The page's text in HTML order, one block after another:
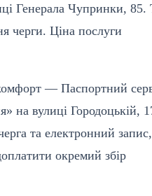
Генерала Чупринки, 85.
черги. Ціна послуги
— Паспортний
на вулиці Городоцькій,
та електронний
окремий збір